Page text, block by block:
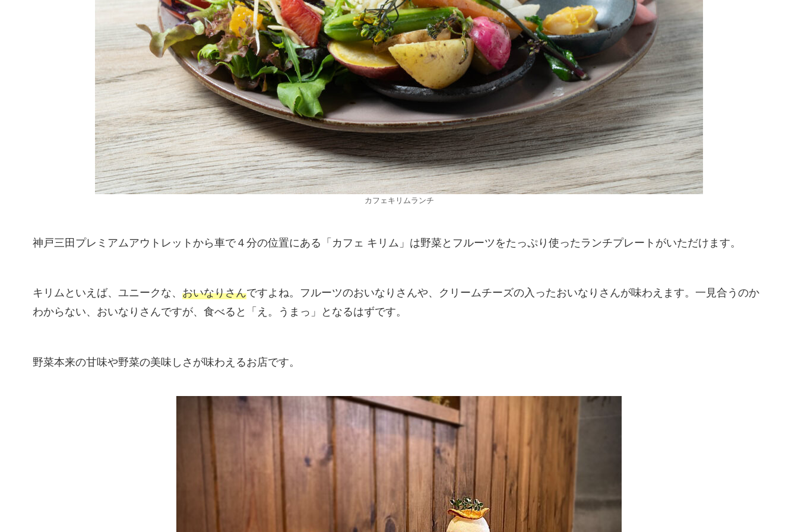
カフェキリムランチ
神戸三田プレミアムアウトレットから車で４分の位置にある「カフェ キリム」は野菜とフルーツをたっぷり使ったランチプレートがいただけます。
キリムといえば、ユニークな、 おいなりさんですよね。フルーツのおいなりさんや、クリームチーズの入ったおいなりさんが味わえます。一見合うのか
わからない、おいなりさんですが、食べると「え。うまっ」となるはずです。
野菜本来の甘味や野菜の美味しさが味わえるお店です。